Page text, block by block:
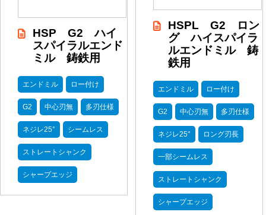
HSP G2 ハイ
スパイラルエンド
ミル 鋳鉄用
エンドミル ロー付け
G2 中心刃無 多刃仕様
ネジレ25° シームレス
ストレートシャンク
シャープエッジ
HSPL G2 ロン
グ ハイスパイラ
ルエンドミル 鋳
鉄用
エンドミル ロー付け
G2 中心刃無 多刃仕様
ネジレ25° ロング刃長
一部シームレス
ストレートシャンク
シャープエッジ